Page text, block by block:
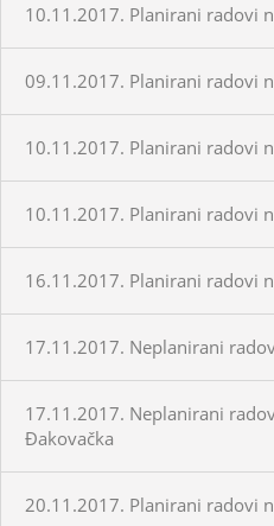
10.11.2017. Planirani radovi
09.11.2017. Planirani radovi
10.11.2017. Planirani radovi
10.11.2017. Planirani radovi
16.11.2017. Planirani radovi
17.11.2017. Neplanirani
17.11.2017. Neplanirani
Đakovačka
20.11.2017. Planirani radovi